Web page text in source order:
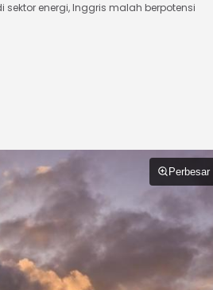
energi, Inggris malah berpotensi
Perbesar